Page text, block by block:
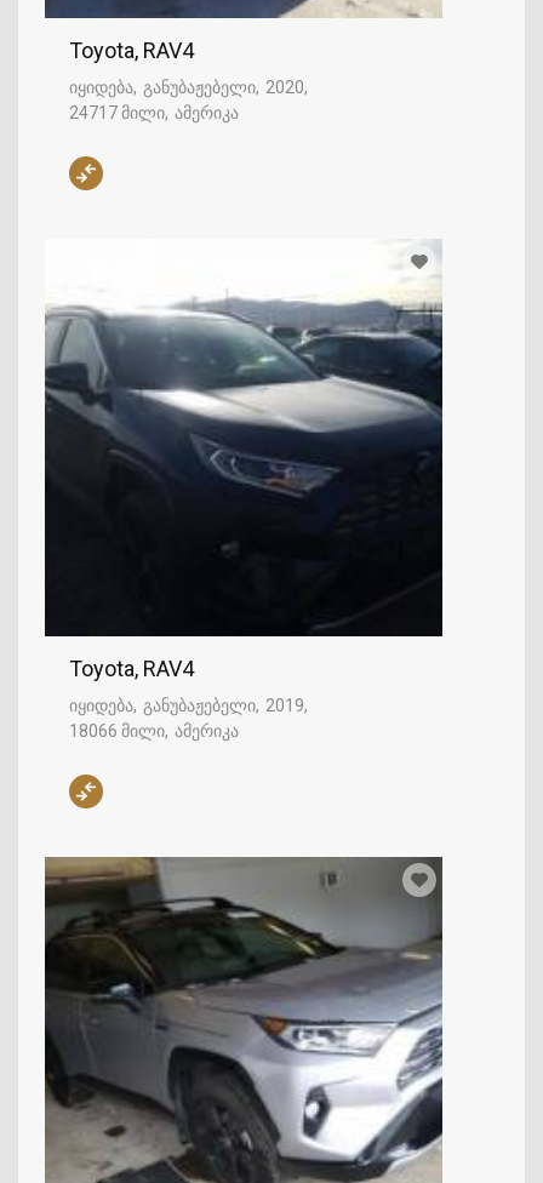
Toyota, RAV4
იყიდება განუბაჟებელი 2020
24717 მილი ამერიკა
Toyota, RAV4
იყიდება განუბაჟებელი 2019
18066 მილი ამერიკა